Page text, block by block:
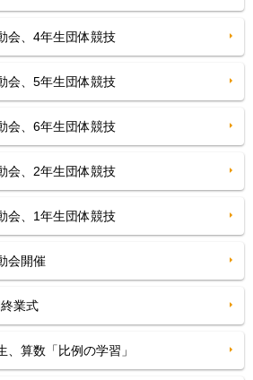
会、4年生団体競技
会、5年生団体競技
会、6年生団体競技
会、2年生団体競技
会、1年生団体競技
会開催
業式
算数「比例の学習」